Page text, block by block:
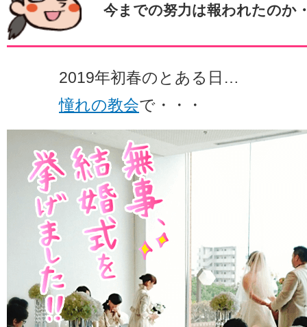
今までの努力は報われたのか
2019年初春のとある日…
憧れの教会で・・・